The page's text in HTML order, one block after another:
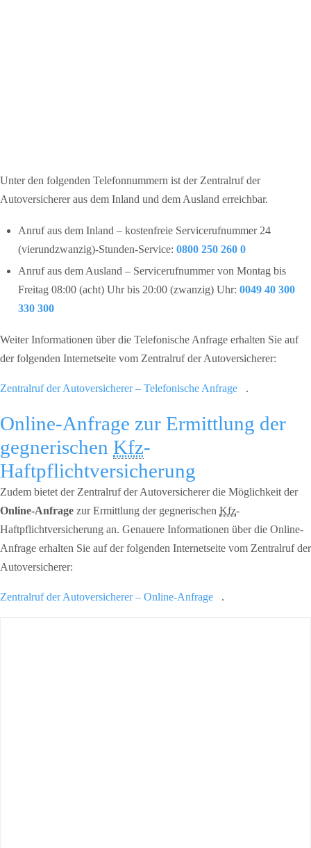
Unter den folgenden Telefonnummern ist der Zentralruf der
Autoversicherer aus dem Inland und dem Ausland erreichbar.
Anruf aus dem Inland – kostenfreie Servicerufnummer 24
(vierundzwanzig)-Stunden-Service: 0800 250 260 0
Anruf aus dem Ausland – Servicerufnummer von Montag bis
Freitag 08:00 (acht) Uhr bis 20:00 (zwanzig) Uhr: 0049 40 300
330 300
Weiter Informationen über die Telefonische Anfrage erhalten Sie auf
der folgenden Internetseite vom Zentralruf der Autoversicherer:
Zentralruf der Autoversicherer – Telefonische Anfrage .
Online-Anfrage zur Ermittlung der
gegnerischen Kfz-
Haftpflichtversicherung
Zudem bietet der Zentralruf der Autoversicherer die Möglichkeit der
Online-Anfrage zur Ermittlung der gegnerischen Kfz-
Haftpflichtversicherung an. Genauere Informationen über die Online-
Anfrage erhalten Sie auf der folgenden Internetseite vom Zentralruf der
Autoversicherer:
Zentralruf der Autoversicherer – Online-Anfrage .